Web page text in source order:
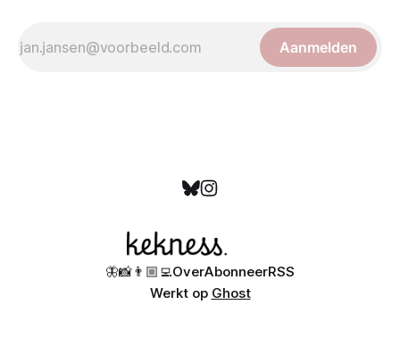
Aanmelden
🦋📸👨🏼‍💻OverAbonneerRSS
Werkt op Ghost